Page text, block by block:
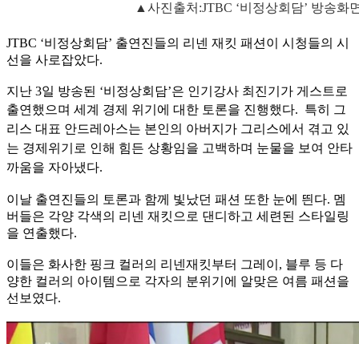
▲사진출처:JTBC ‘비정상회담’ 방송화
JTBC ‘비정상회담’ 출연진들의 리넨 재킷 패션이 시청들의 시
선을 사로잡았다.
지난 3일 방송된 ‘비정상회담’은 인기강사 최진기가 게스트로
출연했으며 세계 경제 위기에 대한 토론을 진행했다. 특히 그
리스 대표 안드레아스는 본인의 아버지가 그리스에서 겪고 있
는 경제위기로 인해 힘든 상황임을 고백하며 눈물을 보여 안타
까움을 자아냈다.
이날 출연진들의 토론과 함께 빛났던 패션 또한 눈에 띈다. 멤
버들은 각양 각색의 리넨 재킷으로 댄디하고 세련된 스타일링
을 연출했다.
이들은 화사한 핑크 컬러의 리넨재킷부터 그레이, 블루 등 다
양한 컬러의 아이템으로 각자의 분위기에 알맞은 여름 패션을
선보였다.